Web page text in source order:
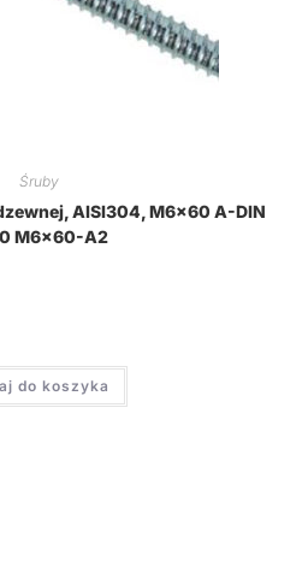
Śruby
AISI304, M6x60 A-DIN
M6x60-A2
do koszyka